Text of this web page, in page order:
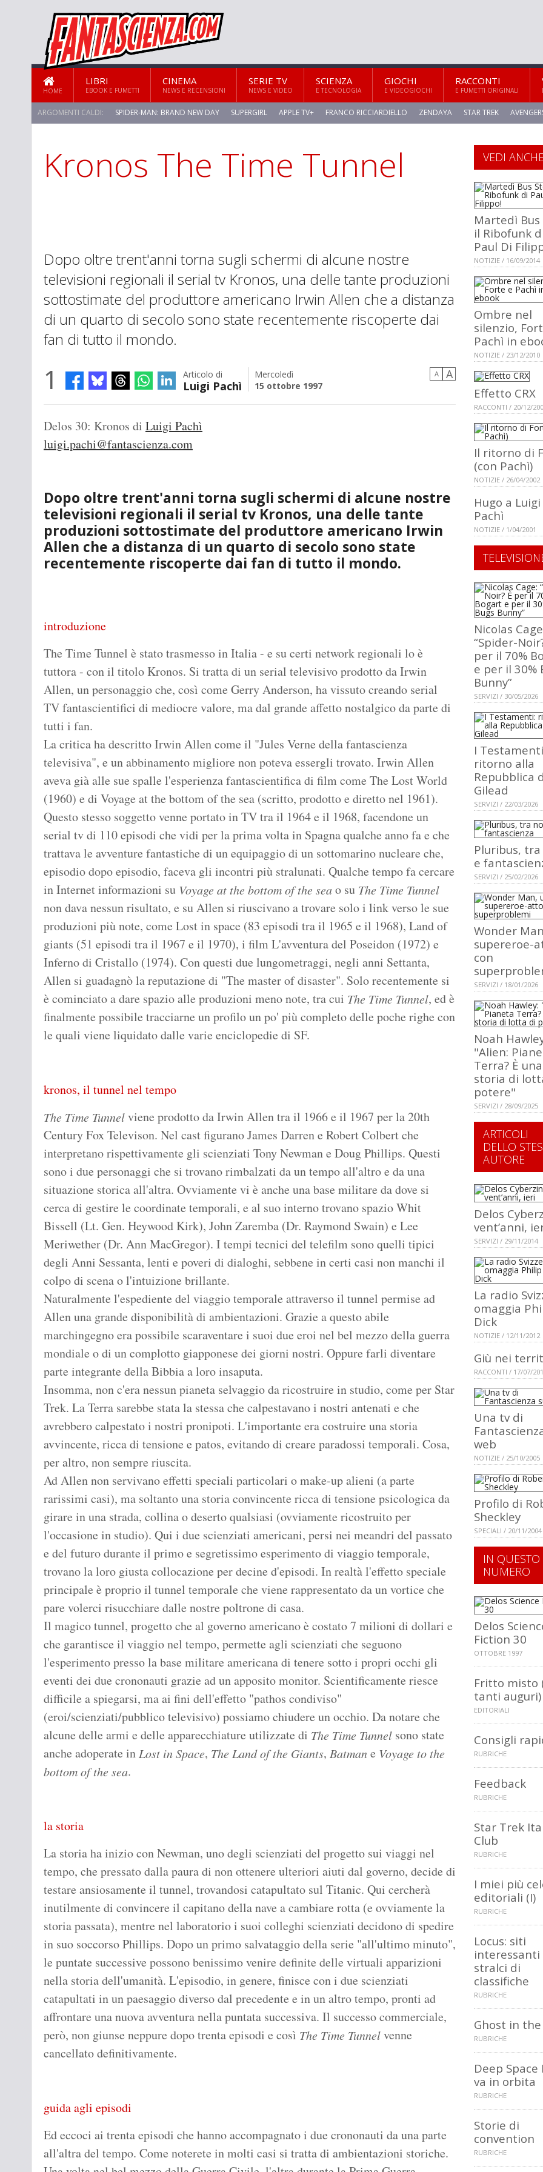
HOME
LIBRI
EBOOK E FUMETTI
CINEMA
NEWS E RECENSIONI
SERIE TV
NEWS E VIDEO
SCIENZA
E TECNOLOGIA
GIOCHI
E VIDEOGIOCHI
RACCONTI
E FUMETTI ORIGINALI
ARGOMENTI CALDI: SPIDER-MAN: BRAND NEW DAY SUPERGIRL APPLE TV+ FRANCO RICCIARDIELLO ZENDAYA STAR TREK
Kronos The Time Tunnel
Dopo oltre trent'anni torna sugli schermi di alcune nostre
televisioni regionali il serial tv Kronos, una delle tante produzioni
sottostimate del produttore americano Irwin Allen che a distanza
di un quarto di secolo sono state recentemente riscoperte dai
fan di tutto il mondo.
1 Articolo di
Luigi Pachì
Mercoledì
15 ottobre 1997
A A
Delos 30: Kronos di Luigi Pachì
luigi.pachi@fantascienza.com
Dopo oltre trent'anni torna sugli schermi di alcune nostre
televisioni regionali il serial tv Kronos, una delle tante
produzioni sottostimate del produttore americano Irwin
Allen che a distanza di un quarto di secolo sono state
recentemente riscoperte dai fan di tutto il mondo.
introduzione
The Time Tunnel è stato trasmesso in Italia - e su certi network regionali lo è
tuttora - con il titolo Kronos. Si tratta di un serial televisivo prodotto da Irwin
Allen, un personaggio che, così come Gerry Anderson, ha vissuto creando serial
TV fantascientifici di mediocre valore, ma dal grande affetto nostalgico da parte di
tutti i fan.
La critica ha descritto Irwin Allen come il "Jules Verne della fantascienza
televisiva", e un abbinamento migliore non poteva essergli trovato. Irwin Allen
aveva già alle sue spalle l'esperienza fantascientifica di film come The Lost World
(1960) e di Voyage at the bottom of the sea (scritto, prodotto e diretto nel 1961).
Questo stesso soggetto venne portato in TV tra il 1964 e il 1968, facendone un
serial tv di 110 episodi che vidi per la prima volta in Spagna qualche anno fa e che
trattava le avventure fantastiche di un equipaggio di un sottomarino nucleare che,
episodio dopo episodio, faceva gli incontri più stralunati. Qualche tempo fa cercare
in Internet informazioni su Voyage at the bottom of the seao su The Time Tunnel
non dava nessun risultato, e su Allen si riuscivano a trovare solo i link verso le sue
produzioni più note, come Lost in space (83 episodi tra il 1965 e il 1968), Land of
giants (51 episodi tra il 1967 e il 1970), i film L'avventura del Poseidon (1972) e
Inferno di Cristallo (1974). Con questi due lungometraggi, negli anni Settanta,
Allen si guadagnò la reputazione di "The master of disaster". Solo recentemente si
è cominciato a dare spazio alle produzioni meno note, tra cui The Time Tunnel, ed è
finalmente possibile tracciarne un profilo un po' più completo delle poche righe con
le quali viene liquidato dalle varie enciclopedie di SF.
kronos, il tunnel nel tempo
The Time Tunnelviene prodotto da Irwin Allen tra il 1966 e il 1967 per la 20th
Century Fox Televison. Nel cast figurano James Darren e Robert Colbert che
interpretano rispettivamente gli scienziati Tony Newman e Doug Phillips. Questi
sono i due personaggi che si trovano rimbalzati da un tempo all'altro e da una
situazione storica all'altra. Ovviamente vi è anche una base militare da dove si
cerca di gestire le coordinate temporali, e al suo interno trovano spazio Whit
Bissell (Lt. Gen. Heywood Kirk), John Zaremba (Dr. Raymond Swain) e Lee
Meriwether (Dr. Ann MacGregor). I tempi tecnici del telefilm sono quelli tipici
degli Anni Sessanta, lenti e poveri di dialoghi, sebbene in certi casi non manchi il
colpo di scena o l'intuizione brillante.
Naturalmente l'espediente del viaggio temporale attraverso il tunnel permise ad
Allen una grande disponibilità di ambientazioni. Grazie a questo abile
marchingegno era possibile scaraventare i suoi due eroi nel bel mezzo della guerra
mondiale o di un complotto giapponese dei giorni nostri. Oppure farli diventare
parte integrante della Bibbia a loro insaputa.
Insomma, non c'era nessun pianeta selvaggio da ricostruire in studio, come per Star
Trek. La Terra sarebbe stata la stessa che calpestavano i nostri antenati e che
avrebbero calpestato i nostri pronipoti. L'importante era costruire una storia
avvincente, ricca di tensione e patos, evitando di creare paradossi temporali. Cosa,
per altro, non sempre riuscita.
Ad Allen non servivano effetti speciali particolari o make-up alieni (a parte
rarissimi casi), ma soltanto una storia convincente ricca di tensione psicologica da
girare in una strada, collina o deserto qualsiasi (ovviamente ricostruito per
l'occasione in studio). Qui i due scienziati americani, persi nei meandri del passato
e del futuro durante il primo e segretissimo esperimento di viaggio temporale,
trovano la loro giusta collocazione per decine d'episodi. In realtà l'effetto speciale
principale è proprio il tunnel temporale che viene rappresentato da un vortice che
pare volerci risucchiare dalle nostre poltrone di casa.
Il magico tunnel, progetto che al governo americano è costato 7 milioni di dollari e
che garantisce il viaggio nel tempo, permette agli scienziati che seguono
l'esperimento presso la base militare americana di tenere sotto i propri occhi gli
eventi dei due crononauti grazie ad un apposito monitor. Scientificamente riesce
difficile a spiegarsi, ma ai fini dell'effetto "pathos condiviso"
(eroi/scienziati/pubblico televisivo) possiamo chiudere un occhio. Da notare che
alcune delle armi e delle apparecchiature utilizzate di The Time Tunnel sono state
anche adoperate inLost in Space, The Land of the Giants, Batmane Voyage to the
bottom of the sea.
la storia
La storia ha inizio con Newman, uno degli scienziati del progetto sui viaggi nel
tempo, che pressato dalla paura di non ottenere ulteriori aiuti dal governo, decide di
testare ansiosamente il tunnel, trovandosi catapultato sul Titanic. Qui cercherà
inutilmente di convincere il capitano della nave a cambiare rotta (e ovviamente la
storia passata), mentre nel laboratorio i suoi colleghi scienziati decidono di spedire
in suo soccorso Phillips. Dopo un primo salvataggio della serie "all'ultimo minuto",
le puntate successive possono benissimo venire definite delle virtuali apparizioni
nella storia dell'umanità. L'episodio, in genere, finisce con i due scienziati
catapultati in un paesaggio diverso dal precedente e in un altro tempo, pronti ad
affrontare una nuova avventura nella puntata successiva. Il successo commerciale,
però, non giunse neppure dopo trenta episodi e così The Time Tunnelvenne
cancellato definitivamente.
guida agli episodi
Ed eccoci ai trenta episodi che hanno accompagnato i due crononauti da una parte
all'altra del tempo. Come noterete in molti casi si tratta di ambientazioni storiche.
VEDI ANCHE
Martedì Bus
il Ribofunk
Paul Di
NOTIZIE / 16/09/2014
Ombre nel
silenzio,
Pachì in
NOTIZIE / 23/12/2010
Effetto CRX
RACCONTI / 20/12/
Il ritorno di
(con Pachì)
NOTIZIE / 26/04/2002
Hugo a Luigi
Pachì
NOTIZIE / 1/04/2001
Nicolas
“Spider-
per il 70%
e per il 30%
Bunny”
SERVIZI / 30/05/2026
I
ritorno alla
Repubblica
Gilead
SERVIZI / 22/03/2026
Pluribus,
e
SERVIZI / 25/02/2026
Wonder
supereroe-
con
SERVIZI / 18/01/2026
Noah
"Alien:
Terra? È una
storia di
potere"
SERVIZI / 28/09/2025
ARTICOLI
DELLO
AUTORE
Delos
vent’anni,
SERVIZI / 29/11/2014
La radio
omaggia
Dick
NOTIZIE / 12/11/2012
Giù nei
RACCONTI / 17/07/
Una tv di
web
NOTIZIE / 25/10/2005
Profilo di
Sheckley
SPECIALI / 20/11/2004
IN QUESTO
NUMERO
Delos
Fiction 30
OTTOBRE 1997
Fritto misto
tanti auguri)
EDITORIALI
Consigli
RUBRICHE
Feedback
RUBRICHE
Star Trek
Club
RUBRICHE
I miei più
editoriali (I)
RUBRICHE
Locus: siti
interessanti
stralci di
classifiche
RUBRICHE
Ghost in
RUBRICHE
Deep Space
va in orbita
RUBRICHE
Storie di
convention
RUBRICHE